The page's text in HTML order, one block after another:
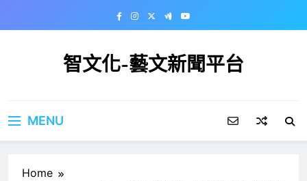
智文化-藝文新聞平台
MENU
Home